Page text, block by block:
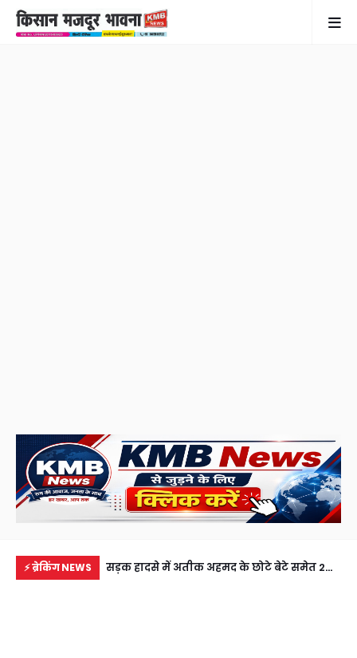
⚡ ब्रेकिंग NEWS
में से नहीं पहुंची एक
सड़क हादसे में अतीक अहमद के छोटे बेटे समेत 2